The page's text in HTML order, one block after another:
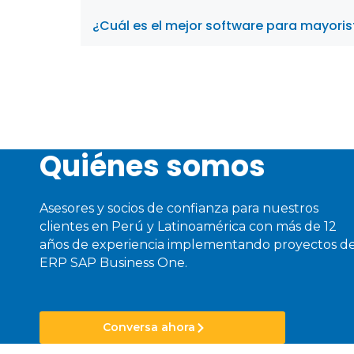
¿Cuál es el mejor software para
Quiénes somos
Asesores y socios de confianza para nuestros
clientes en Perú y Latinoamérica con más de 12
años de experiencia implementando proyectos
ERP SAP Business One.
Conversa ahora